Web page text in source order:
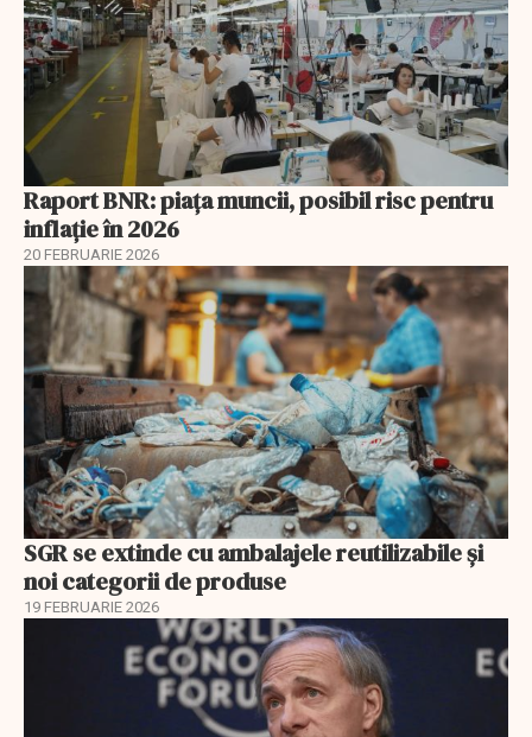
Raport BNR: piața muncii, posibil risc pentru
inflație în 2026
20 FEBRUARIE 2026
SGR se extinde cu ambalajele reutilizabile și
noi categorii de produse
19 FEBRUARIE 2026